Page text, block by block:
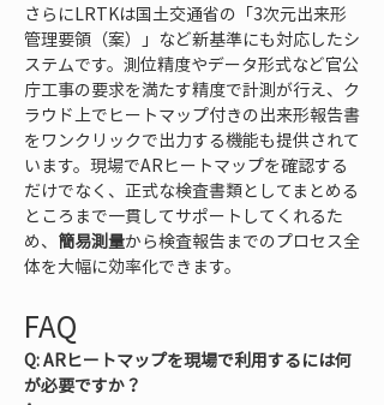
さらにLRTKは国土交通省の「3次元出来形
管理要領（案）」など新基準にも対応したシ
ステムです。測位精度やデータ形式など官公
庁工事の要求を満たす精度で計測が行え、ク
ラウド上でヒートマップ付きの出来形報告書
をワンクリックで出力する機能も提供されて
います。現場でARヒートマップを確認する
だけでなく、正式な検査書類としてまとめる
ところまで一貫してサポートしてくれるた
め、 簡易測量から検査報告までのプロセス全
体を大幅に効率化できます。
FAQ
Q: ARヒートマップを現場で利用するには何
が必要ですか？